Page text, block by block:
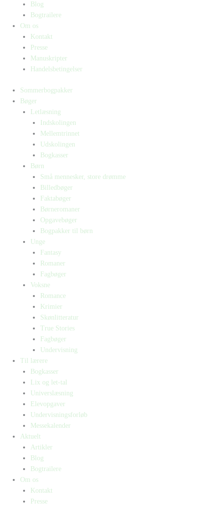
Blog
Bogtrailere
Om os
Kontakt
Presse
Manuskripter
Handelsbetingelser
Sommerbogpakker
Bøger
Letlæsning
Indskolingen
Mellemtrinnet
Udskolingen
Bogkasser
Børn
Små mennesker, store drømme
Billedbøger
Faktabøger
Børneromaner
Opgavebøger
Bogpakker til børn
Unge
Fantasy
Romaner
Fagbøger
Voksne
Romance
Krimier
Skønlitteratur
True Stories
Fagbøger
Undervisning
Til lærere
Bogkasser
Lix og let-tal
Universlæsning
Elevopgaver
Undervisningsforløb
Messekalender
Aktuelt
Artikler
Blog
Bogtrailere
Om os
Kontakt
Presse